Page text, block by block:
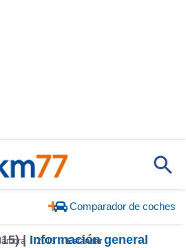
Comparador de coches
2015 Estándar
| Información general